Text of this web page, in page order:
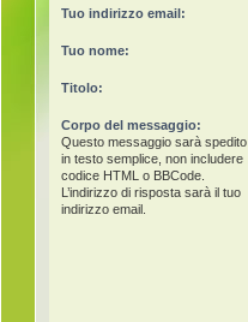
Tuo indirizzo email:
Tuo nome:
Titolo:
Corpo del messaggio:
Questo messaggio sarà spedito
in testo semplice, non includere
codice HTML o BBCode.
L’indirizzo di risposta sarà il tuo
indirizzo email.